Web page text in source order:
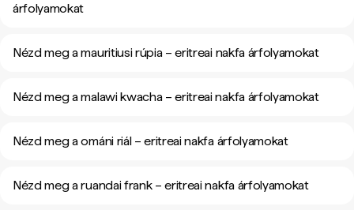
árfolyamokat
Nézd meg a mauritiusi rúpia – eritreai nakfa árfolyamokat
Nézd meg a malawi kwacha – eritreai nakfa árfolyamokat
Nézd meg a ománi riál – eritreai nakfa árfolyamokat
Nézd meg a ruandai frank – eritreai nakfa árfolyamokat